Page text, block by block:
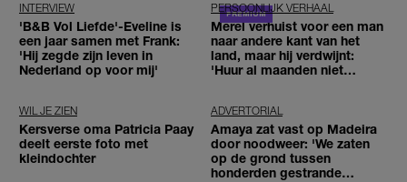
INTERVIEW
'B&B Vol Liefde'-Eveline is
een jaar samen met Frank:
'Hij zegde zijn leven in
Nederland op voor mij'
PERSOONLIJK VERHAAL
Merel verhuist voor een man
naar andere kant van het
land, maar hij verdwijnt:
'Huur al maanden niet
WIL JE ZIEN
Kersverse oma Patricia Paay
deelt eerste foto met
kleindochter
ADVERTORIAL
Amaya zat vast op Madeira
door noodweer: 'We zaten
op de grond tussen
honderden gestrande